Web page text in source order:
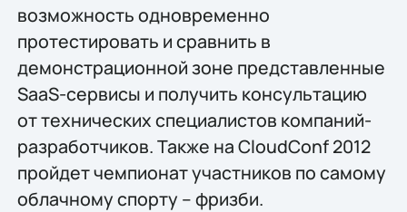
возможность одновременно
протестировать и сравнить в
демонстрационной зоне представленные
SaaS-сервисы и получить консультацию
от технических специалистов компаний-
разработчиков. Также на CloudConf 2012
пройдет чемпионат участников по самому
облачному спорту – фризби.